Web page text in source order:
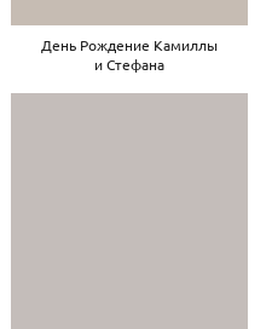
День Рождение Камиллы
и Стефана